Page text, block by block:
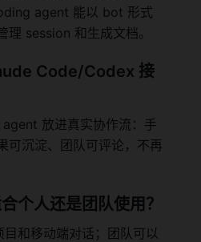
agent 能以 bot 形式
理 session 和生成文档。
Code/Codex 接
放进真实协作流：手
可沉淀、团队可评论，不再
个人还是团队使用？
和移动端对话；团队可以